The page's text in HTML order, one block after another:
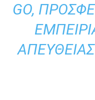
GO,